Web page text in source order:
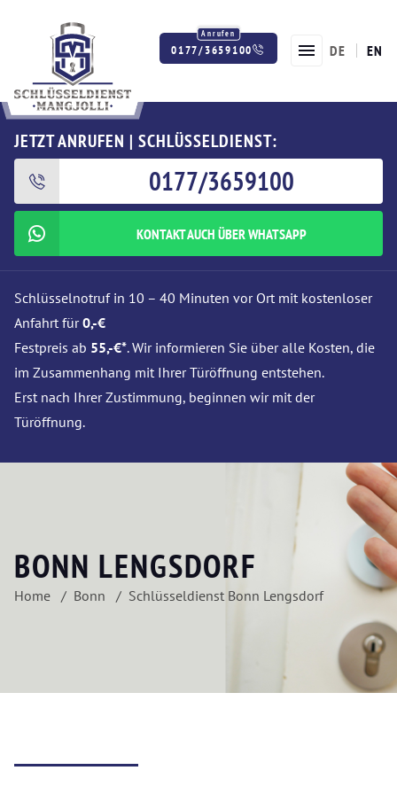
0177/3659100 DE EN
JETZT ANRUFEN | SCHLÜSSELDIENST:
0177/3659100
KONTAKT AUCH ÜBER WHATSAPP
Schlüsselnotruf in 10 – 40 Minuten vor Ort mit kostenloser
Anfahrt für0,-€
Festpreis ab 55,-€*. Wir informieren Sie über alle Kosten, die
im Zusammenhang mit Ihrer Türöffnung entstehen.
Erst nach Ihrer Zustimmung, beginnen wir mit der
Türöffnung.
BONN LENGSDORF
Home Bonn Schlüsseldienst Bonn Lengsdorf